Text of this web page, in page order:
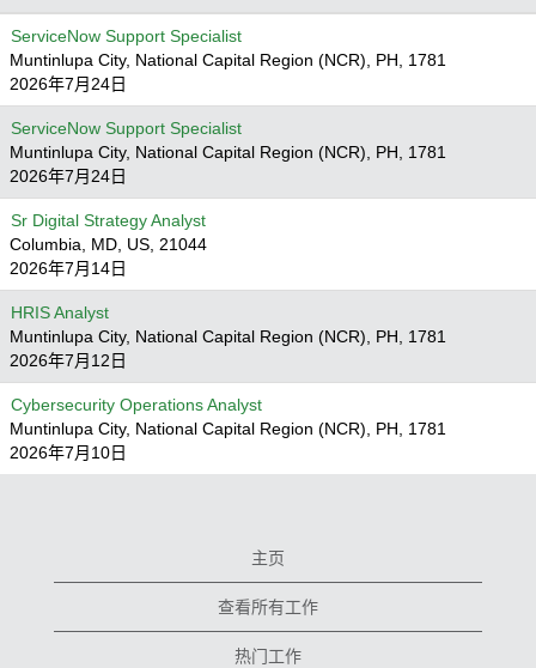
ServiceNow Support Specialist
Muntinlupa City, National Capital Region (NCR), PH, 1781
2026年7月24日
ServiceNow Support Specialist
Muntinlupa City, National Capital Region (NCR), PH, 1781
2026年7月24日
Sr Digital Strategy Analyst
Columbia, MD, US, 21044
2026年7月14日
HRIS Analyst
Muntinlupa City, National Capital Region (NCR), PH, 1781
2026年7月12日
Cybersecurity Operations Analyst
Muntinlupa City, National Capital Region (NCR), PH, 1781
2026年7月10日
主页
查看所有工作
热门工作